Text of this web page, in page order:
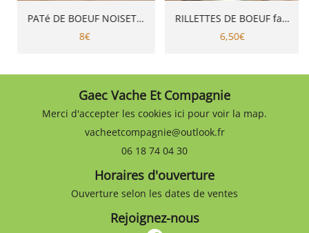
PATé DE BOEUF NOISETTE/COGNAC 300gr
8€
RILLETTES DE BOEUF façon CHORIZO 180gr
6,50€
Gaec Vache Et Compagnie
Merci d'accepter les cookies ici pour voir la map.
06 18 74 04 30
Horaires d'ouverture
Ouverture selon les dates de ventes
Rejoignez-nous